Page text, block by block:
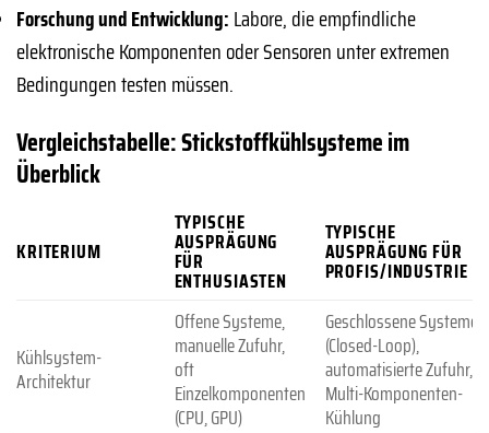
Forschung und Entwicklung: Labore, die empfindliche
elektronische Komponenten oder Sensoren unter extremen
Bedingungen testen müssen.
Vergleichstabelle: Stickstoffkühlsysteme im
Überblick
KRITERIUM
TYPISCHE
AUSPRÄGUNG
FÜR
ENTHUSIASTEN
TYPISCHE
AUSPRÄGUNG FÜR
PROFIS/INDUSTRIE
Kühlsystem-
Architektur
Offene Systeme,
manuelle Zufuhr,
oft
Einzelkomponenten
(CPU, GPU)
Geschlossene Systeme
(Closed-Loop),
automatisierte Zufuhr,
Multi-Komponenten-
Kühlung